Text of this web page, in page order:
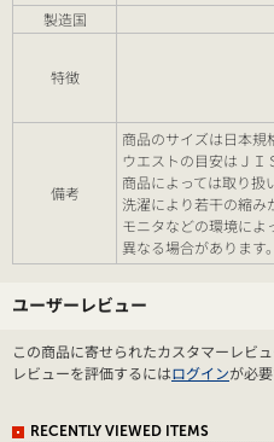
製造国
特徴
備考
商品のサイズは日本規
ウエストの目安はＪＩ
商品によっては取り扱
洗濯により若干の縮み
モニタなどの環境によ
異なる場合があります。
ユーザーレビュー
この商品に寄せられたカスタマーレビュ
レビューを評価するにはログインが必要
RECENTLY VIEWED ITEMS